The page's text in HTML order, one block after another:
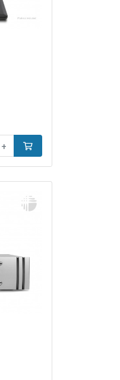
+ In winkelwagen